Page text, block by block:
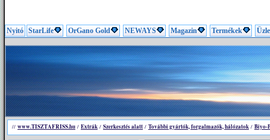
Nyitó StarLife OrGano Gold NEWAYS Magazin Termékek
// www.TISZTAFRISS.hu / Extrák / Szerkesztés alatt / További gyártók, forgalmazók, hálózatok / Biyo-